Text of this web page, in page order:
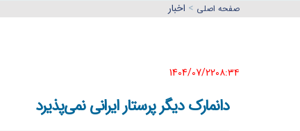
صفحه اصلي > اخبار
1404/07/22٠٨:٣٤
دانمارک دیگر پرستار ایرانی نمی‌پذیرد